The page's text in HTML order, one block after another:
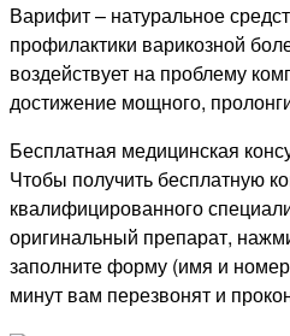
Варифит – натуральное
профилактики варикозной
воздействует на проблему
достижение мощного,
Бесплатная медицинская
Чтобы получить бесплатную
квалифицированного
оригинальный препарат,
заполните форму (имя и
минут вам перезвонят и